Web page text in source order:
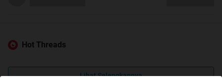
Hot Threads
Lihat Selengkapnya